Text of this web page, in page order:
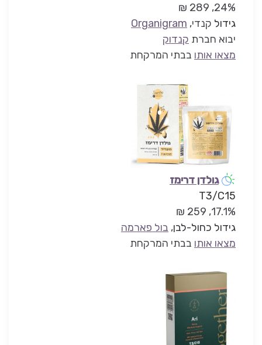
24%, 289 ₪
גידול קנדי, Organigram
יבוא חברת קנדוק
מצאו אותו בבתי המרקחת
גולדן דרימז
T3/C15
17.1%, 259 ₪
גידול כחול-לבן, בול פארמה
מצאו אותו בבתי המרקחת